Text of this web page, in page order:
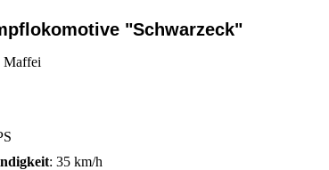
"Schwarzeck"
Maffei
: 35 km/h